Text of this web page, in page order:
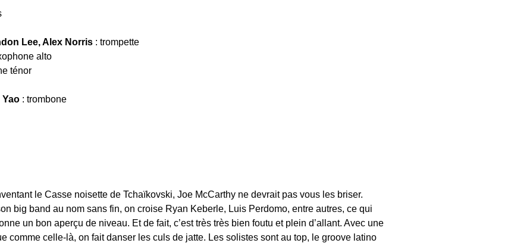
Lee, Alex Norris : trompette
alto
ténor
: trombone
le Casse noisette de Tchaïkovski, Joe McCarthy ne devrait pas vous les briser.
big band au nom sans fin, on croise Ryan Keberle, Luis Perdomo, entre autres, ce qui
un bon aperçu de niveau. Et de fait, c’est très très bien foutu et plein d’allant. Avec une
comme celle-là, on fait danser les culs de jatte. Les solistes sont au top, le groove latino